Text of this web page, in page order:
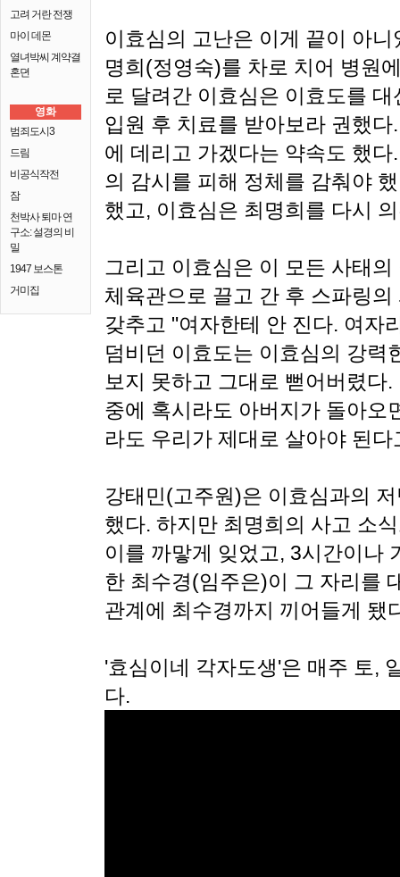
고려 거란 전쟁
마이 데몬
열녀박씨 계약결
혼뎐
영화
범죄도시3
드림
비공식작전
잠
천박사 퇴마 연
구소: 설경의 비
밀
1947 보스톤
거미집
이효심의 고난은 이게 끝이 아
명희(정영숙)를 차로 치어 병원
로 달려간 이효심은 이효도를
입원 후 치료를 받아보라 권했
에 데리고 가겠다는 약속도 했
의 감시를 피해 정체를 감춰야
했고, 이효심은 최명희를 다시
그리고 이효심은 이 모든 사태
체육관으로 끌고 간 후 스파링
갖추고 "여자한테 안 진다. 여자
덤비던 이효도는 이효심의 강력
보지 못하고 그대로 뻗어버렸다
중에 혹시라도 아버지가 돌아오
라도 우리가 제대로 살아야 된다
강태민(고주원)은 이효심과의
했다. 하지만 최명희의 사고 소
이를 까맣게 잊었고, 3시간이나
한 최수경(임주은)이 그 자리를
관계에 최수경까지 끼어들게 됐
'효심이네 각자도생'은 매주 토,
다.